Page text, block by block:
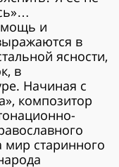
мощь и
в
ясности,
в
Начиная с
композитор
старинного